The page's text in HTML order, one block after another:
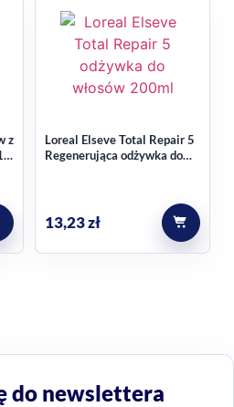
z
Loreal Elseve Total Repair 5
Regenerująca odżywka do
13,23zł
do newslettera